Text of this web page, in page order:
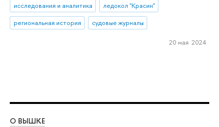
исследования и аналитика
ледокол "Красин"
региональная история
судовые журналы
20 мая 2024
О ВЫШКЕ